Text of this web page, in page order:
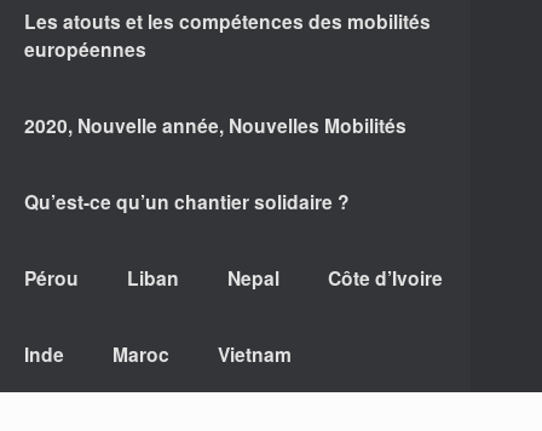
Les atouts et les compétences des mobilités
européennes
2020, Nouvelle année, Nouvelles Mobilités
Qu’est-ce qu’un chantier solidaire ?
Pérou Liban Nepal Côte d’Ivoire
Inde Maroc Vietnam